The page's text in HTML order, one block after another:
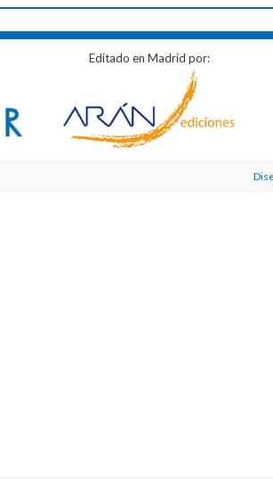
Editado en Madrid por: